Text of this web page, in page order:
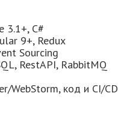
3.1+, C#
9+, Redux
Sourcing
RestAPI, RabbitMQ
WebStorm, код и CI/